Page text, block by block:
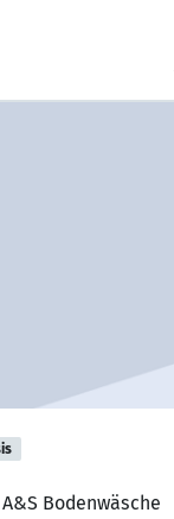
Bodenwäsche